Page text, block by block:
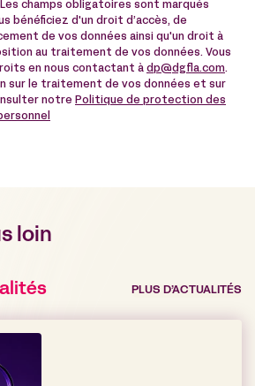
champs obligatoires sont marqués
bénéficiez d'un droit d’accès, de
de vos données ainsi qu'un droit à
au traitement de vos données. Vous
en nous contactant à dp@dgfla.com.
sur le traitement de vos données et sur
notre Politique de protection des
loin
PLUS D’ACTUALITÉS